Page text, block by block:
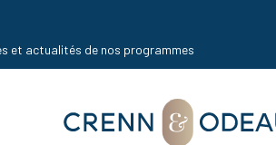
et actualités de nos programmes